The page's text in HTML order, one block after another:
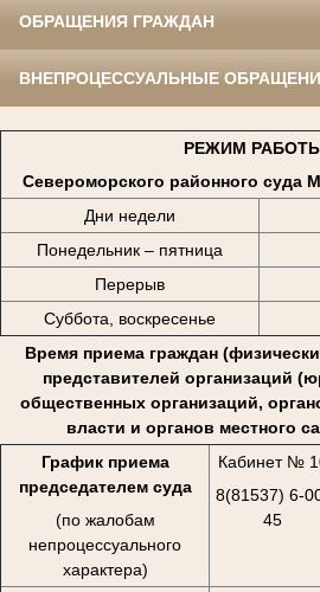
ОБРАЩЕНИЯ ГРАЖДАН
ВНЕПРОЦЕССУАЛЬНЫЕ
РЕЖИМ
Североморского районного суда
Дни недели
Понедельник – пятница
Перерыв
Суббота, воскресенье
Время приема граждан
представителей организаций
общественных организаций,
власти и органов местного
График приема
председателем суда
(по жалобам
непроцессуального
характера)
Кабинет №
8(81537) 6-
45